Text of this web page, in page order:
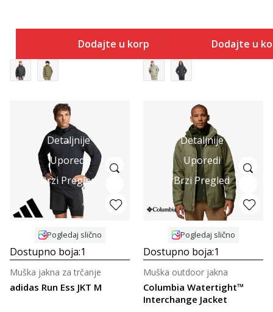
Dodajte u korpu Dodajte u
Detaljnije
Uporedi
Brzi Pregled
Pogledaj slično
Dostupno boja:1
adidas Run Ess JKT M
Muška jakna za trčanje
Detaljnije
Uporedi
Brzi Pregled
Pogledaj slično
Dostupno boja:1
Columbia Watertight™
Interchange Jacket
Muška outdoor jakna